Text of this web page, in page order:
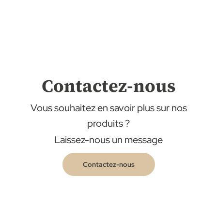
Contactez-nous
Vous souhaitez en savoir plus sur nos
produits ?
Laissez-nous un message
Contactez-nous